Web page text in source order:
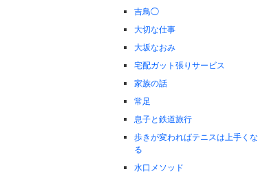
吉鳥◯
大切な仕事
大坂なおみ
宅配ガット張りサービス
家族の話
常足
息子と鉄道旅行
歩きが変わればテニスは上手くな
る
水口メソッド